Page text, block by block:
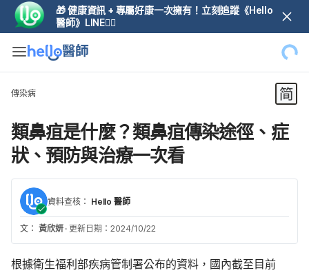
🎁 健康資訊 + 專屬好康一次擁有！立刻追蹤《Hello
醫師》LINE👆🏼
傳染病
類鼻疽是什麼？類鼻疽傳染途徑、症
狀、預防與治療一次看
資料查核： Hello 醫師
文： 黃欣妍 · 更新日期：2024/10/22
根據衛生福利部疾病管制署公布的資料，國內截至目前